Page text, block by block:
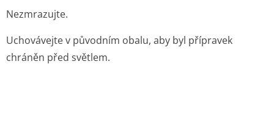
Nezmrazujte.
Uchovávejte v původním obalu, aby byl přípravek
chráněn před světlem.